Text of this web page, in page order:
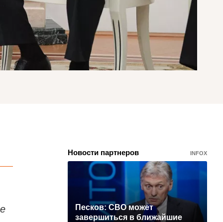
Новости партнеров INFOX
Песков: СВО может
завершиться в ближайшие